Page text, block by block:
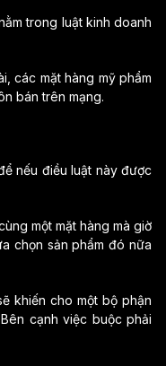
trong luật kinh doanh
các mặt hàng mỹ phẩm
bán trên mạng.
nếu điều luật này được
một mặt hàng mà giờ
chọn sản phẩm đó nữa
khiến cho một bộ phận
cạnh việc buộc phải